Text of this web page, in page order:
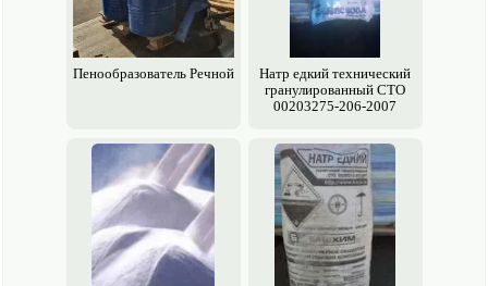
Пенообразователь Речной
Натр едкий технический
гранулированный СТО
00203275-206-2007